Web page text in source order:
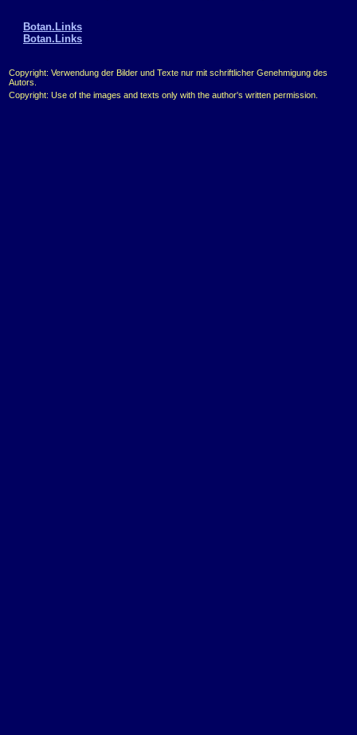
Botan.Links
Botan.Links
Copyright: Verwendung der Bilder und Texte nur mit schriftlicher Genehmigung des
Autors.
Copyright: Use of the images and texts only with the author's written permission.